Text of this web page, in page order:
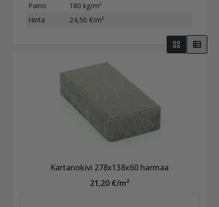
Paino
180 kg/m²
Hinta
24,50 €/m²
Kartanokivi 278x138x60 harmaa
21,20 €/m²